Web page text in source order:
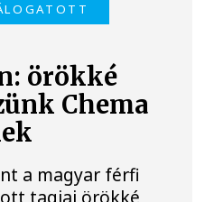
örökké
Chema
a magyar férfi
tagjai örökké